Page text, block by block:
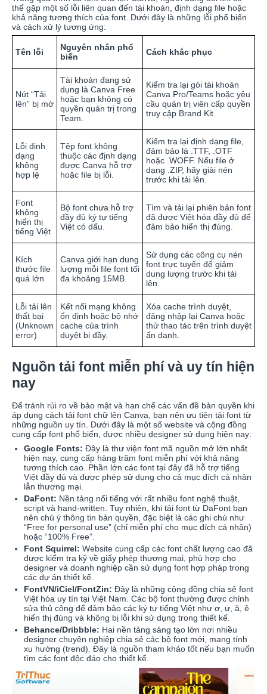
thể gặp một số lỗi liên quan đến tài khoản, định dạng file hoặc
khả năng tương thích của font. Dưới đây là những lỗi phổ biến
và cách xử lý tương ứng:
Tên lỗi
Nguyên nhân phổ
biến
Cách khắc phục
Nút “Tải
lên” bị mờ
Tài khoản đang sử
dụng là Canva Free
hoặc bạn không có
quyền quản trị trong
Team.
Kiểm tra lại gói tài khoản
Canva Pro/Teams hoặc yêu
cầu quản trị viên cấp quyền
truy cập Brand Kit.
Lỗi định
dạng
không
hợp lệ
Tệp font không
thuộc các định dạng
được Canva hỗ trợ
hoặc file bị lỗi.
Kiểm tra lại định dạng file,
đảm bảo là .TTF, .OTF
hoặc .WOFF. Nếu file ở
dạng .ZIP, hãy giải nén
trước khi tải lên.
Font
không
hiển thị
tiếng Việt
Bộ font chưa hỗ trợ
đầy đủ ký tự tiếng
Việt có dấu.
Tìm và tải lại phiên bản font
đã được Việt hóa đầy đủ để
đảm bảo hiển thị đúng.
Kích
thước file
quá lớn
Canva giới hạn dung
lượng mỗi file font tối
đa khoảng 15MB.
Sử dụng các công cụ nén
font trực tuyến để giảm
dung lượng trước khi tải
lên.
Lỗi tải lên
thất bại
(Unknown
error)
Kết nối mạng không
ổn định hoặc bộ nhớ
cache của trình
duyệt bị đầy.
Xóa cache trình duyệt,
đăng nhập lại Canva hoặc
thử thao tác trên trình duyệt
ẩn danh.
Nguồn tải font miễn phí và uy tín hiện
nay
Để tránh rủi ro về bảo mật và hạn chế các vấn đề bản quyền khi
áp dụng cách tải font chữ lên Canva, bạn nên ưu tiên tải font từ
những nguồn uy tín. Dưới đây là một số website và cộng đồng
cung cấp font phổ biến, được nhiều designer sử dụng hiện nay:
Google Fonts: Đây là thư viện font mã nguồn mở lớn nhất
hiện nay, cung cấp hàng trăm font miễn phí với khả năng
tương thích cao. Phần lớn các font tại đây đã hỗ trợ tiếng
Việt đầy đủ và được phép sử dụng cho cả mục đích cá nhân
lẫn thương mại.
DaFont: Nền tảng nổi tiếng với rất nhiều font nghệ thuật,
script và hand-written. Tuy nhiên, khi tải font từ DaFont bạn
nên chú ý thông tin bản quyền, đặc biệt là các ghi chú như
“Free for personal use” (chỉ miễn phí cho mục đích cá nhân)
hoặc “100% Free”.
Font Squirrel: Website cung cấp các font chất lượng cao đã
được kiểm tra kỹ về giấy phép thương mại, phù hợp cho
designer và doanh nghiệp cần sử dụng font hợp pháp trong
các dự án thiết kế.
FontVN/iCiel/FontZin: Đây là những cộng đồng chia sẻ font
Việt hóa uy tín tại Việt Nam. Các bộ font thường được chỉnh
sửa thủ công để đảm bảo các ký tự tiếng Việt như ơ, ư, ă, ê
hiển thị đúng và không bị lỗi khi sử dụng trong thiết kế.
Behance/Dribbble: Hai nền tảng sáng tạo lớn nơi nhiều
designer chuyên nghiệp chia sẻ các bộ font mới, mang tính
xu hướng (trend). Đây là nguồn tham khảo tốt nếu bạn muốn
tìm các font độc đáo cho thiết kế.